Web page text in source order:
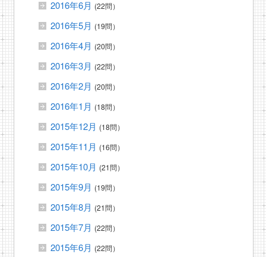
2016年6月 (22問）
2016年5月 (19問）
2016年4月 (20問）
2016年3月 (22問）
2016年2月 (20問）
2016年1月 (18問）
2015年12月 (18問）
2015年11月 (16問）
2015年10月 (21問）
2015年9月 (19問）
2015年8月 (21問）
2015年7月 (22問）
2015年6月 (22問）